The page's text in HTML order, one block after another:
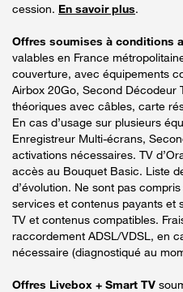
cession. En savoir plus.
Offres soumises à conditions
valables en France
couverture, avec équipements
Airbox 20Go, Second Décodeur
théoriques avec câbles, carte
En cas d’usage sur plusieurs
Enregistreur Multi-écrans,
activations nécessaires. TV
accès au Bouquet Basic. Liste
d’évolution. Ne sont pas
services et contenus payants et
TV et contenus compatibles.
raccordement ADSL/VDSL, en
nécessaire (diagnostiqué au
Offres Livebox + Smart TV